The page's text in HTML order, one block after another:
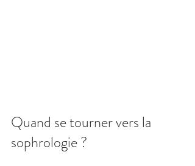
Quand se tourner vers la
sophrologie ?